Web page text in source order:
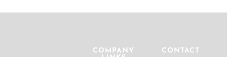
COMPANY
CONTACT